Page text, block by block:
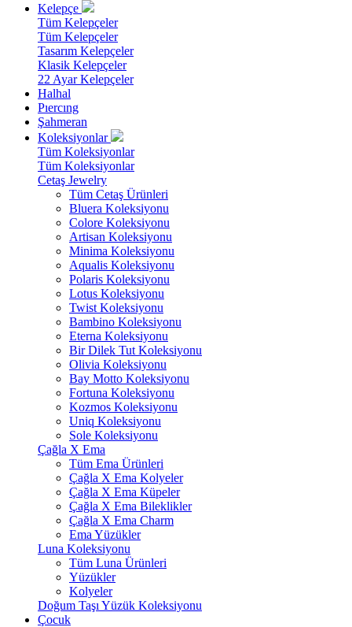
Kelepçe
Tüm Kelepçeler
Tüm Kelepçeler
Tasarım Kelepçeler
Klasik Kelepçeler
22 Ayar Kelepçeler
Halhal
Pıercıng
Şahmeran
Koleksiyonlar
Tüm Koleksiyonlar
Tüm Koleksiyonlar
Cetaş Jewelry
Tüm Cetaş Ürünleri
Bluera Koleksiyonu
Colore Koleksiyonu
Artisan Koleksiyonu
Minima Koleksiyonu
Aqualis Koleksiyonu
Polaris Koleksiyonu
Lotus Koleksiyonu
Twist Koleksiyonu
Bambino Koleksiyonu
Eterna Koleksiyonu
Bir Dilek Tut Koleksiyonu
Olivia Koleksiyonu
Bay Motto Koleksiyonu
Fortuna Koleksiyonu
Kozmos Koleksiyonu
Uniq Koleksiyonu
Sole Koleksiyonu
Çağla X Ema
Tüm Ema Ürünleri
Çağla X Ema Kolyeler
Çağla X Ema Küpeler
Çağla X Ema Bileklikler
Çağla X Ema Charm
Ema Yüzükler
Luna Koleksiyonu
Tüm Luna Ürünleri
Yüzükler
Kolyeler
Doğum Taşı Yüzük Koleksiyonu
Çocuk